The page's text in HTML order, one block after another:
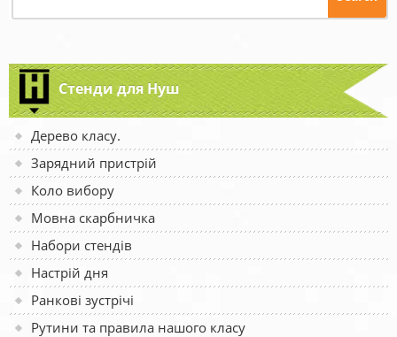
Стенди для Нуш
Дерево класу.
Зарядний пристрій
Коло вибору
Мовна скарбничка
Набори стендів
Настрій дня
Ранкові зустрічі
Рутини та правила нашого класу